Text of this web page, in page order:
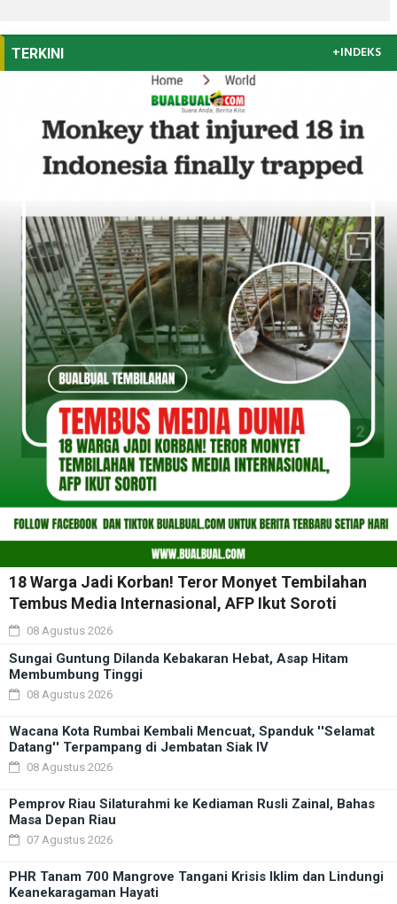
TERKINI +INDEKS
18 Warga Jadi Korban! Teror Monyet Tembilahan
Tembus Media Internasional, AFP Ikut Soroti
08 Agustus 2026
Sungai Guntung Dilanda Kebakaran Hebat, Asap Hitam
Membumbung Tinggi
08 Agustus 2026
Wacana Kota Rumbai Kembali Mencuat, Spanduk ''Selamat
Datang'' Terpampang di Jembatan Siak IV
08 Agustus 2026
Pemprov Riau Silaturahmi ke Kediaman Rusli Zainal, Bahas
Masa Depan Riau
07 Agustus 2026
PHR Tanam 700 Mangrove Tangani Krisis Iklim dan Lindungi
Keanekaragaman Hayati